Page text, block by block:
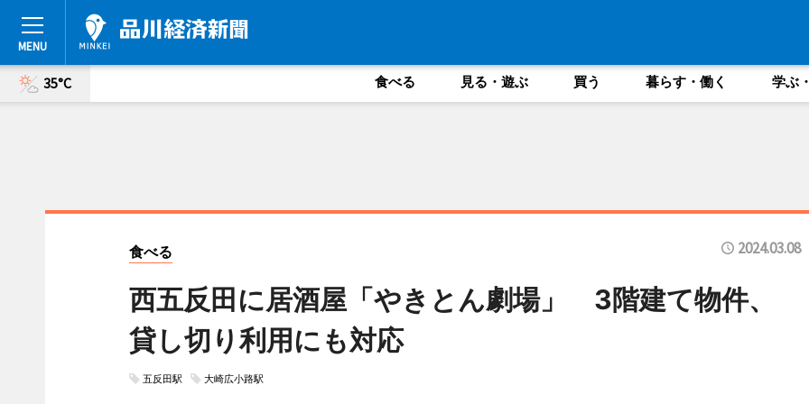
35°C 食べる 見る・遊ぶ 買う 暮らす・働く 学ぶ
食べる 2024.03.08
西五反田に居酒屋「やきとん劇場」 3階建て物件、
貸し切り利用にも対応
五反田駅 大崎広小路駅